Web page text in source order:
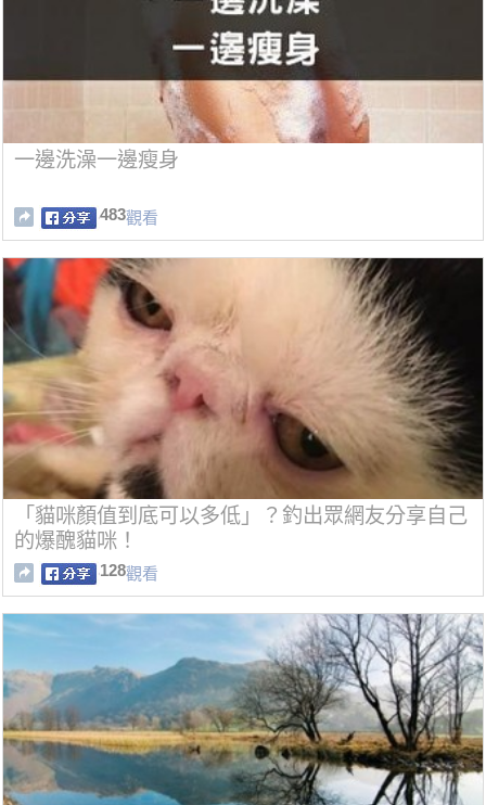
一邊洗澡一邊瘦身
483觀看
「貓咪顏值到底可以多低」？釣出眾網友分享自己
的爆醜貓咪！
128觀看